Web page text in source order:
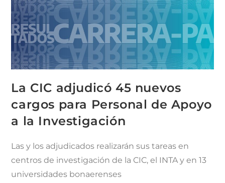
La CIC adjudicó 45 nuevos
cargos para Personal de Apoyo
a la Investigación
Las y los adjudicados realizarán sus tareas en
centros de investigación de la CIC, el INTA y en 13
universidades bonaerenses